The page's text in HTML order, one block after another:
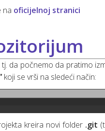
na oficijelnoj stranici
tj. da počnemo da pratimo
koji se vrši na sledeći način:
kreira novi folder .git